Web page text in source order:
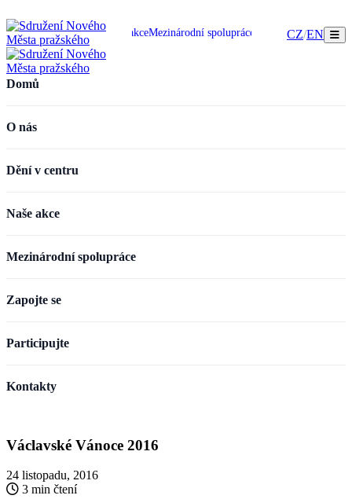
O násDění v centruNaše akceMezinárodní spolupráce Zapojte seParticipujte
CZ/EN
Domů
O nás
Dění v centru
Naše akce
Mezinárodní spolupráce
Zapojte se
Participujte
Kontakty
Václavské Vánoce 2016
24 listopadu, 2016
3 min čtení